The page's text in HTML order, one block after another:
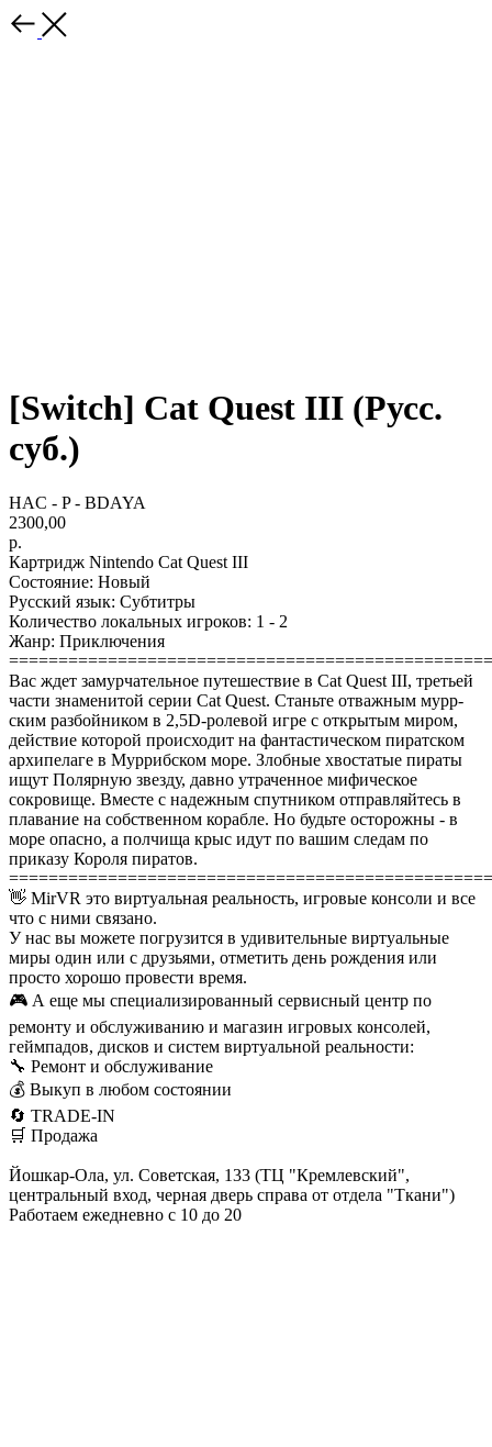
[Switch] Cat Quest III (Русс.
суб.)
HAC - P - BDAYA
2300,00
р.
Картридж Nintendo Cat Quest III
Состояние: Новый
Русский язык: Cубтитры
Количество локальных игроков: 1 - 2
Жанр: Приключения
Вас ждет замурчательное путешествие в Cat Quest III, третьей
части знаменитой серии Cat Quest. Станьте отважным мурр-
ским разбойником в 2,5D-ролевой игре с открытым миром,
действие которой происходит на фантастическом пиратском
архипелаге в Муррибском море. Злобные хвостатые пираты
ищут Полярную звезду, давно утраченное мифическое
сокровище. Вместе с надежным спутником отправляйтесь в
плавание на собственном корабле. Но будьте осторожны - в
море опасно, а полчища крыс идут по вашим следам по
приказу Короля пиратов.
👋 MirVR это виртуальная реальность, игровые консоли и все
что с ними связано.
У нас вы можете погрузится в удивительные виртуальные
миры один или с друзьями, отметить день рождения или
просто хорошо провести время.
🎮 А еще мы специализированный сервисный центр по
ремонту и обслуживанию и магазин игровых консолей,
геймпадов, дисков и систем виртуальной реальности:
🔧 Ремонт и обслуживание
💰 Выкуп в любом состоянии
🔄 TRADE-IN
🛒 Продажа
Йошкар-Ола, ул. Советская, 133 (ТЦ "Кремлевский",
центральный вход, черная дверь справа от отдела "Ткани")
Работаем ежедневно с 10 до 20